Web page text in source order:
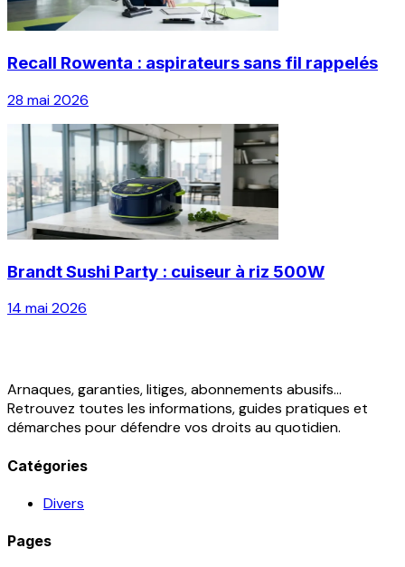
Recall Rowenta : aspirateurs sans fil rappelés
28 mai 2026
Brandt Sushi Party : cuiseur à riz 500W
14 mai 2026
Arnaques, garanties, litiges, abonnements abusifs...
Retrouvez toutes les informations, guides pratiques et
démarches pour défendre vos droits au quotidien.
Catégories
Divers
Pages